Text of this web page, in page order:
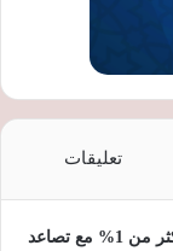
تعليقات
أسعار النفط ترتفع مجددًا بأكثر من 1% مع تصاعد